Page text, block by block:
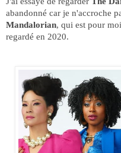
abandonné car je n'accroche
Mandalorian, qui est pour
regardé en 2020.